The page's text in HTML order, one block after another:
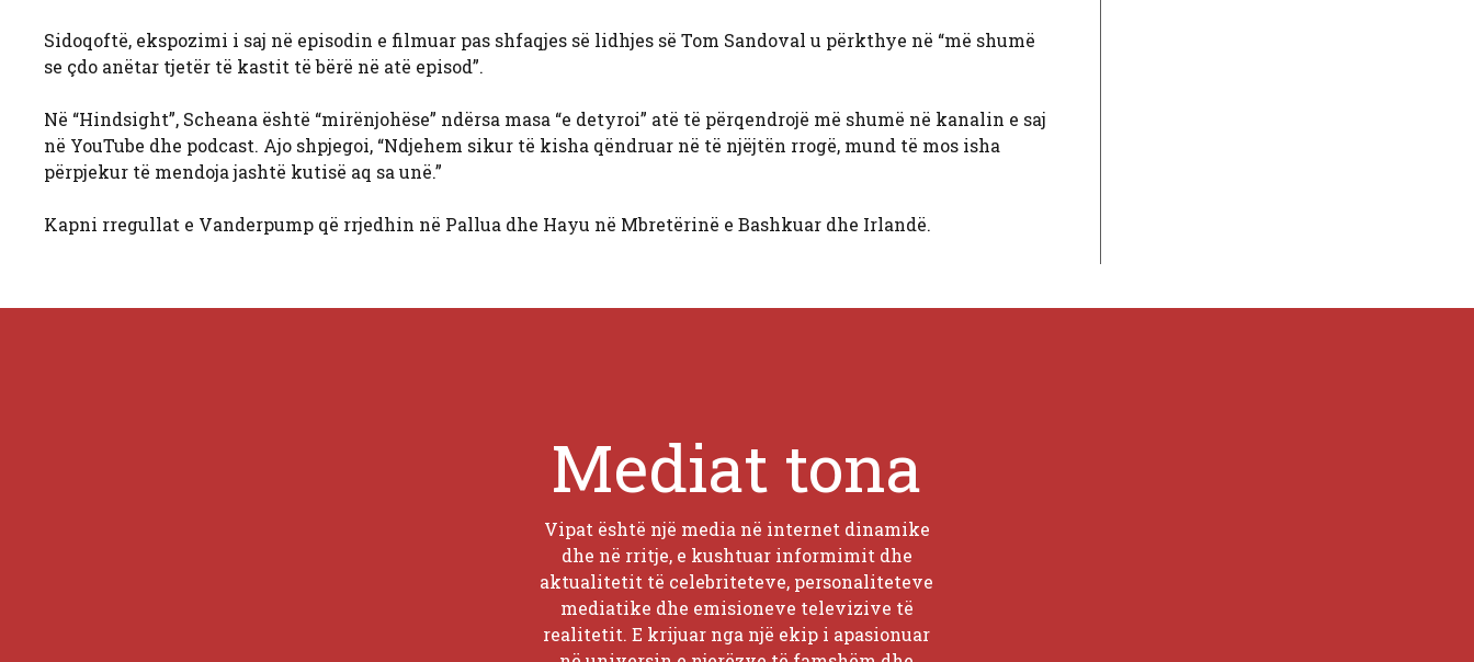
Sidoqoftë, ekspozimi i saj në episodin e filmuar pas shfaqjes së lidhjes së Tom Sandoval u përkthye në “më shumë
se çdo anëtar tjetër të kastit të bërë në atë episod”.
Në “Hindsight”, Scheana është “mirënjohëse” ndërsa masa “e detyroi” atë të përqendrojë më shumë në kanalin e saj
në YouTube dhe podcast. Ajo shpjegoi, “Ndjehem sikur të kisha qëndruar në të njëjtën rrogë, mund të mos isha
përpjekur të mendoja jashtë kutisë aq sa unë.”
Kapni rregullat e Vanderpump që rrjedhin në Pallua dhe Hayu në Mbretërinë e Bashkuar dhe Irlandë.
Mediat tona
Vipat është një media në internet dinamike
dhe në rritje, e kushtuar informimit dhe
aktualitetit të celebriteteve, personaliteteve
mediatike dhe emisioneve televizive të
realitetit. E krijuar nga një ekip i apasionuar